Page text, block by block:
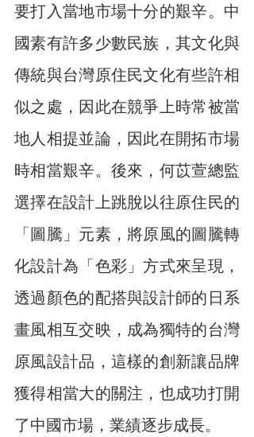
要打入當地市場十分的艱辛。中
國素有許多少數民族，其文化與
傳統與台灣原住民文化有些許相
似之處，因此在競爭上時常被當
地人相提並論，因此在開拓市場
時相當艱辛。後來，何苡萱總監
選擇在設計上跳脫以往原住民的
「圖騰」元素，將原風的圖騰轉
化設計為「色彩」方式來呈現，
透過顏色的配搭與設計師的日系
畫風相互交映，成為獨特的台灣
原風設計品，這樣的創新讓品牌
獲得相當大的關注，也成功打開
了中國市場，業績逐步成長。